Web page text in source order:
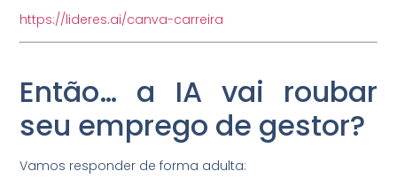
https://lideres.ai/canva-carreira
Então… a IA vai roubar
seu emprego de gestor?
Vamos responder de forma adulta: